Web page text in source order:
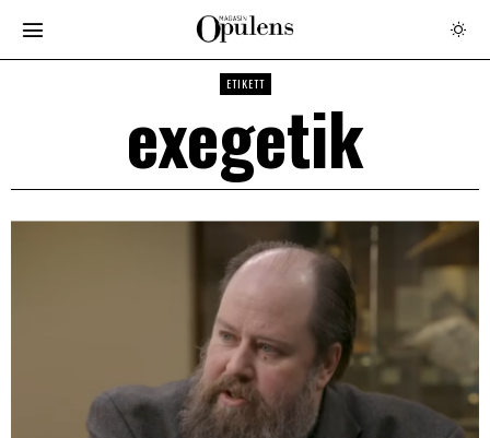
ETIKETT
exegetik